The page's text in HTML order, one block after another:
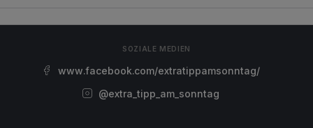
SOZIALE MEDIEN
www.facebook.com/extratippamsonntag/
@extra_tipp_am_sonntag